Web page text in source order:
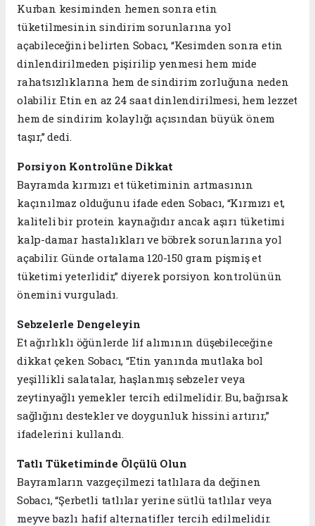
Kurban kesiminden hemen sonra etin
tüketilmesinin sindirim sorunlarına yol
açabileceğini belirten Sobacı, “Kesimden sonra etin
dinlendirilmeden pişirilip yenmesi hem mide
rahatsızlıklarına hem de sindirim zorluğuna neden
olabilir. Etin en az 24 saat dinlendirilmesi, hem lezzet
hem de sindirim kolaylığı açısından büyük önem
taşır,” dedi.
Porsiyon Kontrolüne Dikkat
Bayramda kırmızı et tüketiminin artmasının
kaçınılmaz olduğunu ifade eden Sobacı, “Kırmızı et,
kaliteli bir protein kaynağıdır ancak aşırı tüketimi
kalp-damar hastalıkları ve böbrek sorunlarına yol
açabilir. Günde ortalama 120-150 gram pişmiş et
tüketimi yeterlidir,” diyerek porsiyon kontrolünün
önemini vurguladı.
Sebzelerle Dengeleyin
Et ağırlıklı öğünlerde lif alımının düşebileceğine
dikkat çeken Sobacı, “Etin yanında mutlaka bol
yeşillikli salatalar, haşlanmış sebzeler veya
zeytinyağlı yemekler tercih edilmelidir. Bu, bağırsak
sağlığını destekler ve doygunluk hissini artırır,”
ifadelerini kullandı.
Tatlı Tüketiminde Ölçülü Olun
Bayramların vazgeçilmezi tatlılara da değinen
Sobacı, “Şerbetli tatlılar yerine sütlü tatlılar veya
meyve bazlı hafif alternatifler tercih edilmelidir.